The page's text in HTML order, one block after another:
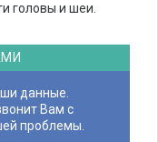
головы и шеи.
данные.
Вам с
проблемы.